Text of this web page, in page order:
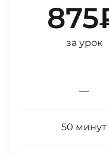
875
за урок
—
50 минут